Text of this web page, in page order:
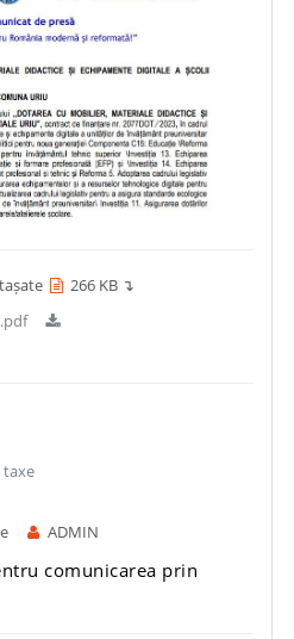
266 KB ↴
taxe
ADMIN
comunicarea prin